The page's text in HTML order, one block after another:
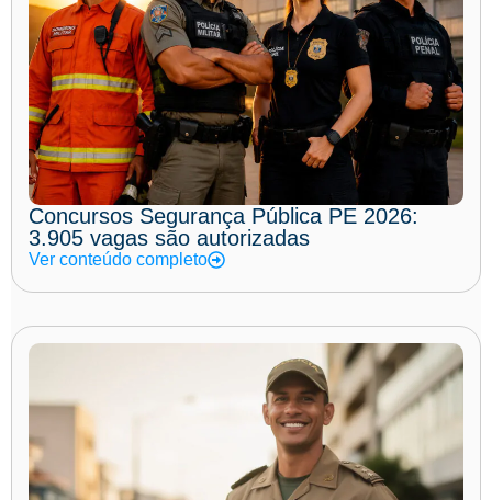
Concursos Segurança Pública PE 2026:
3.905 vagas são autorizadas
Ver conteúdo completo